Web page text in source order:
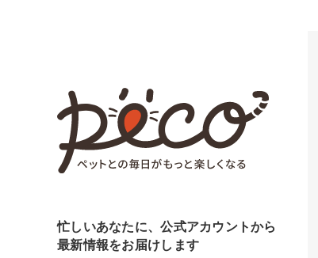
忙しいあなたに、公式アカウントから
最新情報をお届けします